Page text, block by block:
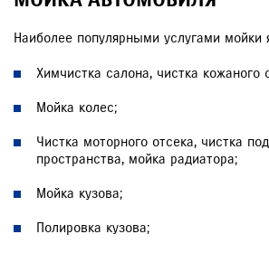
Наиболее популярными услугами мойки
Химчистка салона, чистка кожаного
Мойка колес;
Чистка моторного отсека, чистка
пространства, мойка радиатора;
Мойка кузова;
Полировка кузова;